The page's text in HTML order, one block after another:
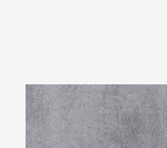
Montinique Beton